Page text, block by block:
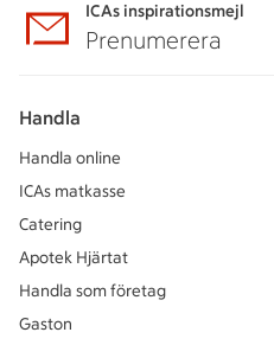
ICAs inspirationsmejl
Prenumerera
Handla
Handla online
ICAs matkasse
Catering
Apotek Hjärtat
Handla som företag
Gaston